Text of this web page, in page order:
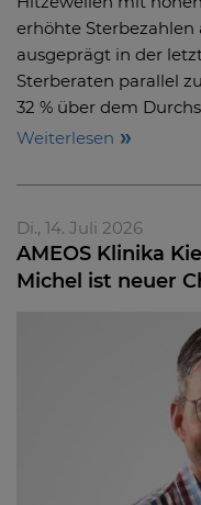
erhöhte Sterbezahlen
ausgeprägt in der
Sterberaten parallel
32 % über dem
Weiterlesen
Di., 14. Juli 2026
AMEOS Klinika
Michel ist neuer